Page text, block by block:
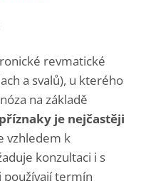
revmatické
a svalů), u kterého
na základě
je nejčastěji
vzhledem k
konzultaci i s
používají termín